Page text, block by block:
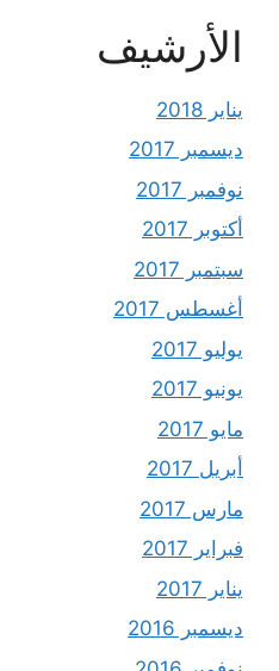
الأرشيف
يناير 2018
ديسمبر 2017
نوفمبر 2017
أكتوبر 2017
سبتمبر 2017
أغسطس 2017
يوليو 2017
يونيو 2017
مايو 2017
أبريل 2017
مارس 2017
فبراير 2017
يناير 2017
ديسمبر 2016